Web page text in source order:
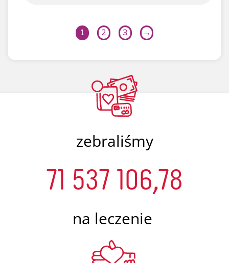
1 2 3 →
zebraliśmy
71 537 106,78
na leczenie